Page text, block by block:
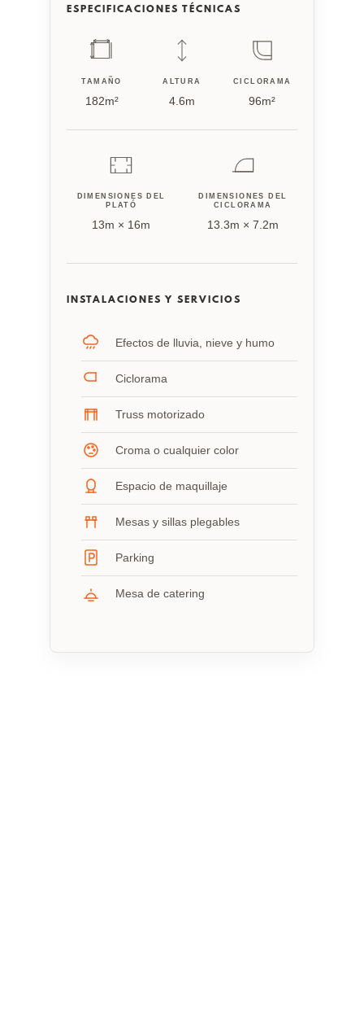
ESPECIFICACIONES TÉCNICAS
TAMAÑO
182m²
ALTURA
4.6m
CICLORAMA
96m²
DIMENSIONES DEL
PLATÓ
13m × 16m
DIMENSIONES DEL
CICLORAMA
13.3m × 7.2m
INSTALACIONES Y SERVICIOS
Efectos de lluvia, nieve y humo
Ciclorama
Truss motorizado
Croma o cualquier color
Espacio de maquillaje
Mesas y sillas plegables
Parking
Mesa de catering